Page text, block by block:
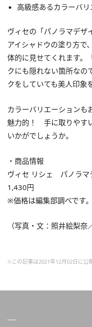
高級感あるカラーバ
ヴィセの「パノラマデザ
アイシャドウの塗り方で
体的に見せてくれます。
クにも隠れない箇所なの
クをしていても美人印象
カラーバリエーションも
魅力的！ 手に取りやす
いかがでしょうか。
・商品情報
ヴィセ リシェ パノラ
1,430円
※価格は編集部調べです。
（写真・文：照井絵梨奈
※この記事は2021年12月02日に公